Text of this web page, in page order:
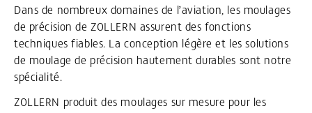
Dans de nombreux domaines de l’aviation, les moulages
de précision de ZOLLERN assurent des fonctions
techniques fiables. La conception légère et les solutions
de moulage de précision hautement durables sont notre
spécialité.
ZOLLERN produit des moulages sur mesure pour les